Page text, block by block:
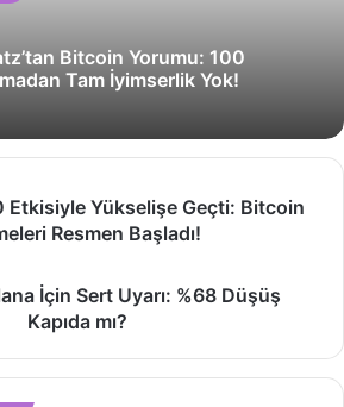
Bitcoin Yorumu: 100
Tam İyimserlik Yok!
Etkisiyle Yükselişe Geçti: Bitcoin
Resmen Başladı!
İçin Sert Uyarı: %68 Düşüş
Kapıda mı?